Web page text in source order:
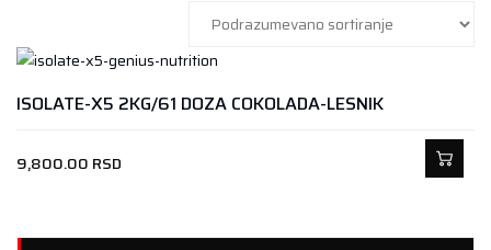
ISOLATE-X5 2KG/61 DOZA COKOLADA-LESNIK
9,800.00 RSD